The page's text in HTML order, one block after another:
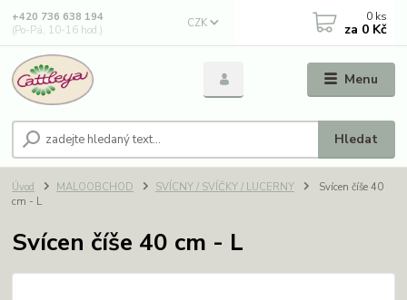
Menu
CZK
Hledat
+420 736 638 194
(Po-Pá, 10-16 hod.)
0 ks
za 0 Kč
Úvod MALOOBCHOD SVÍCNY / SVÍČKY / LUCERNY
Svícen číše 40
cm - L
Svícen číše 40 cm - L